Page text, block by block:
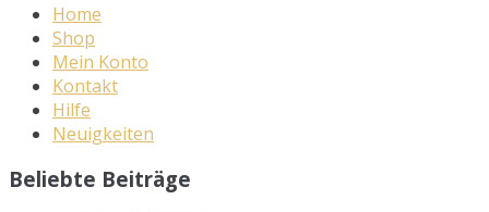
Home
Shop
Mein Konto
Kontakt
Hilfe
Neuigkeiten
Beliebte Beiträge